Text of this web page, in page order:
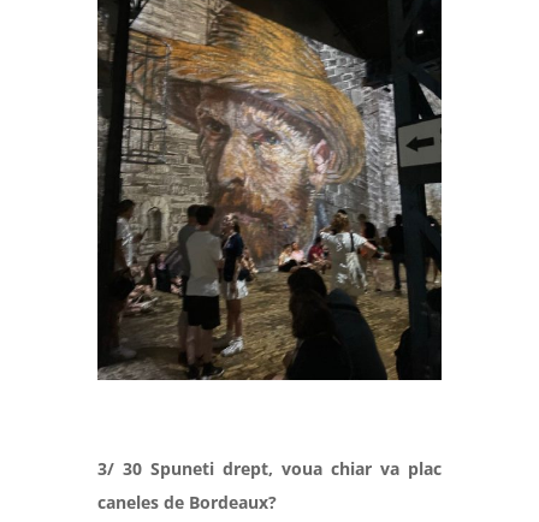
3/ 30 Spuneti drept, voua chiar va plac
caneles de Bordeaux?